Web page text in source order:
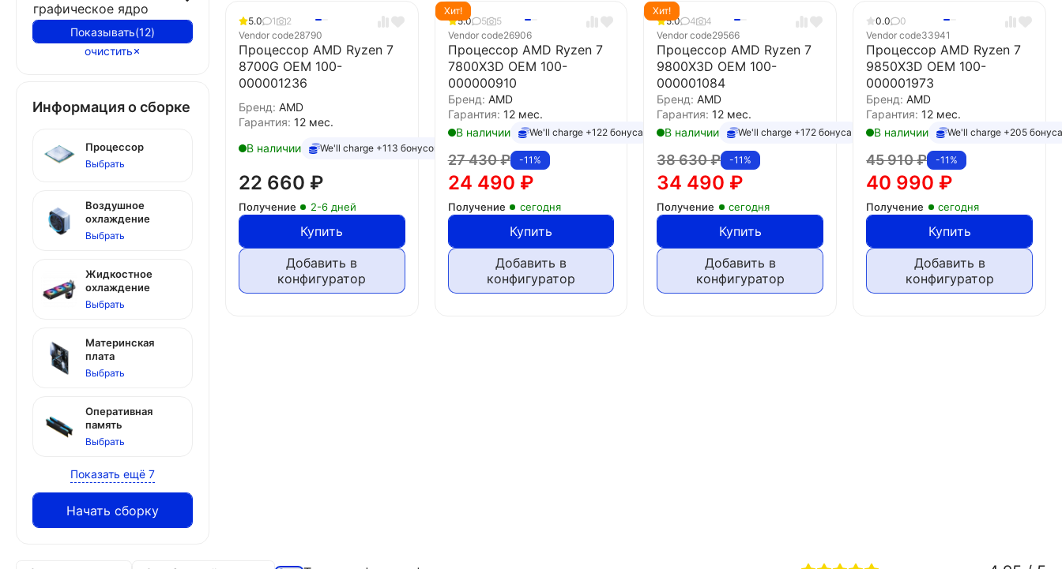
5.0 1
2
Vendor code28790
Процессор AMD Ryzen 7
8700G OEM 100-
000001236
Бренд: AMD
Гарантия: 12 мес.
В наличии
We'll charge +113 бонусов
22 660 ₽
Получение 2-6 дней
Купить
Добавить в
конфигуратор
Хит!
5.0
5
5
Vendor code26906
Процессор AMD Ryzen 7
7800X3D OEM 100-
000000910
Бренд: AMD
Гарантия: 12 мес.
В наличии
We'll charge +122 бонуса
-11%
27 430₽
24 490 ₽
Получение сегодня
Купить
Добавить в
конфигуратор
Хит!
5.0
4
4
Vendor code29566
Процессор AMD Ryzen 7
9800X3D OEM 100-
000001084
Бренд:AMD
Гарантия:12 мес.
В наличии
We'll charge +172 бонуса
-11%
38 630₽
34 490 ₽
Получение сегодня
Купить
Добавить в
конфигуратор
0.0
0
Vendor code33941
Процессор AMD Ryzen 7
9850X3D OEM 100-
000001973
Бренд:AMD
Гарантия:12 мес.
В наличии
We'll charge +205
-11%
45 910₽
40 990 ₽
Получение сегодня
Купить
Добавить в
конфигуратор
графическое ядро
Показывать(12)
очистить
Информация о сборке
Процессор
Выбрать
Воздушное
охлаждение
Выбрать
Жидкостное
охлаждение
Выбрать
Материнская
плата
Выбрать
Оперативная
память
Выбрать
Показать ещё 7
Начать сборку